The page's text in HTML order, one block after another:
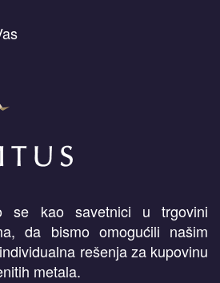
se kao savetnici u trgovini
da bismo omogućili našim
rešenja za kupovinu
metala.